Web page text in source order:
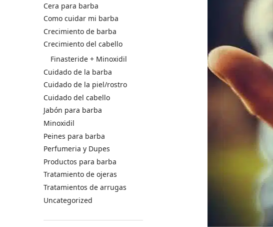
Cera para barba
Como cuidar mi barba
Crecimiento de barba
Crecimiento del cabello
Finasteride + Minoxidil
Cuidado de la barba
Cuidado de la piel/rostro
Cuidado del cabello
Jabón para barba
Minoxidil
Peines para barba
Perfumeria y Dupes
Productos para barba
Tratamiento de ojeras
Tratamientos de arrugas
Uncategorized